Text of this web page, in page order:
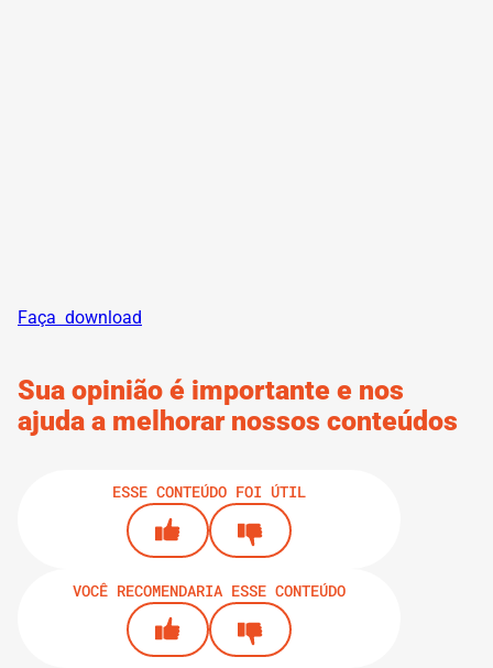
Faça download
Sua opinião é importante e nos
ajuda a melhorar nossos conteúdos
ESSE CONTEÚDO FOI ÚTIL
VOCÊ RECOMENDARIA ESSE CONTEÚDO